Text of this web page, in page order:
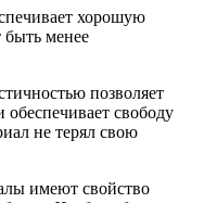
хорошую
менее
позволяет
свободу
не терял свою
имеют свойство